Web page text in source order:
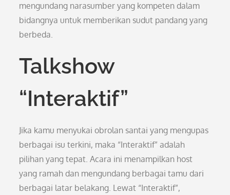
mengundang narasumber yang kompeten dalam
bidangnya untuk memberikan sudut pandang yang
berbeda.
Talkshow
“Interaktif”
Jika kamu menyukai obrolan santai yang mengupas
berbagai isu terkini, maka “Interaktif” adalah
pilihan yang tepat. Acara ini menampilkan host
yang ramah dan mengundang berbagai tamu dari
berbagai latar belakang. Lewat “Interaktif”,